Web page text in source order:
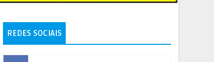
REDES SOCIAIS